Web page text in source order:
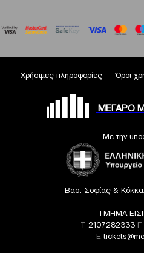
Χρήσιμες πληροφορίες Όροι
ΜΕΓΑΡΟ
Με την
Βασ. Σοφίας &
ΤΜΗΜΑ
T 2107282333 F
E